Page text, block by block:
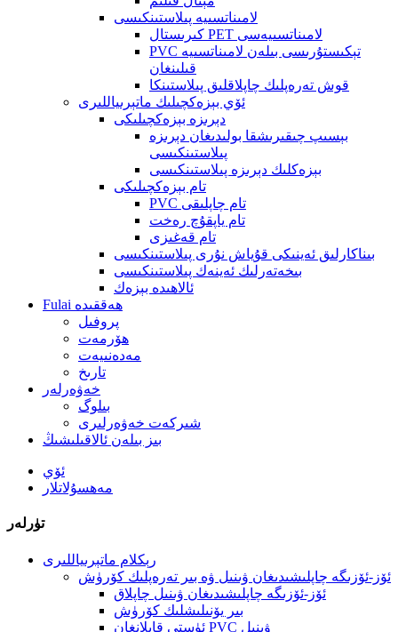
لامىناتسىيە پىلاستىنكىسى
كىرىستال PET لامىناتسىيەسى
PVC تېكىستۇرىسى بىلەن لامىناتسىيە
قىلىنغان
قوش تەرەپلىك چاپلاقلىق پىلاستىنكا
ئۆي بېزەكچىلىك ماتېرىياللىرى
دېرىزە بېزەكچىلىكى
بېسىپ چىقىرىشقا بولىدىغان دېرىزە
پىلاستىنكىسى
بېزەكلىك دېرىزە پىلاستىنكىسى
تام بېزەكچىلىكى
PVC تام چاپلىقى
تام ياپقۇچ رەخت
تام قەغىزى
بىناكارلىق ئەينىكى قۇياش نۇرى پىلاستىنكىسى
بىخەتەرلىك ئەينەك پىلاستىنكىسى
ئالاھىدە بېزەك
Fulai ھەققىدە
پروفىل
ھۆرمەت
مەدەنىيەت
تارىخ
خەۋەرلەر
بىلوگ
شىركەت خەۋەرلىرى
بىز بىلەن ئالاقىلىشىڭ
ئۆي
مەھسۇلاتلار
تۈرلەر
رېكلام ماتېرىياللىرى
ئۆز-ئۆزىگە چاپلىشىدىغان ۋىنىل ۋە بىر تەرەپلىك كۆرۈش
ئۆز-ئۆزىگە چاپلىشىدىغان ۋىنىل چاپلاق
بىر يۆنىلىشلىك كۆرۈش
ئۈستى قاپلانغان PVC ۋىنىل